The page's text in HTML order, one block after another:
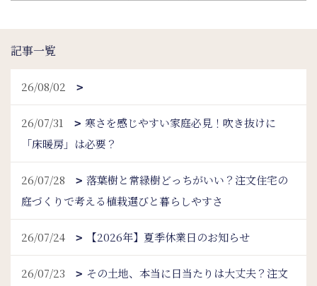
記事一覧
26/08/02
26/07/31
寒さを感じやすい家庭必見！吹き抜けに
「床暖房」は必要？
26/07/28
落葉樹と常緑樹どっちがいい？注文住宅の
庭づくりで考える植栽選びと暮らしやすさ
26/07/24 【2026年】夏季休業日のお知らせ
26/07/23
その土地、本当に日当たりは大丈夫？注文